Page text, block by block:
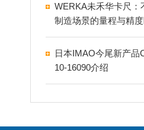
WERKA未禾华卡尺：
制造场景的量程与精
配指南
日本IMAO今尾新产品
10-16090介绍